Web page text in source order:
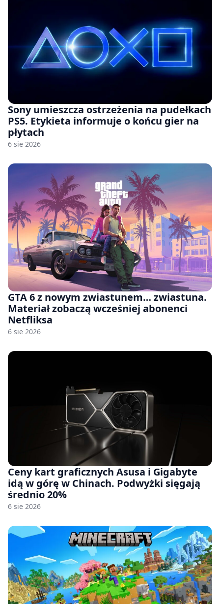
Sony umieszcza ostrzeżenia na pudełkach
PS5. Etykieta informuje o końcu gier na
płytach
6 sie 2026
GTA 6 z nowym zwiastunem… zwiastuna.
Materiał zobaczą wcześniej abonenci
Netfliksa
6 sie 2026
Ceny kart graficznych Asusa i Gigabyte
idą w górę w Chinach. Podwyżki sięgają
średnio 20%
6 sie 2026